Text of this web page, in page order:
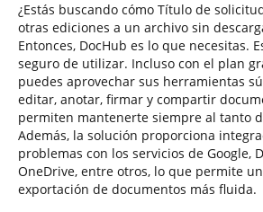
¿Estás buscando cómo Título de
otras ediciones a un archivo sin
Entonces, DocHub es lo que necesitas.
seguro de utilizar. Incluso con el plan
puedes aprovechar sus herramientas
editar, anotar, firmar y compartir
permiten mantenerte siempre al tanto
Además, la solución proporciona
problemas con los servicios de Google,
OneDrive, entre otros, lo que permite
exportación de documentos más fluida.